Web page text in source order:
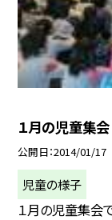
１月の児童集会
公開日 2014/01/17
児童の様子
１月の児童集会